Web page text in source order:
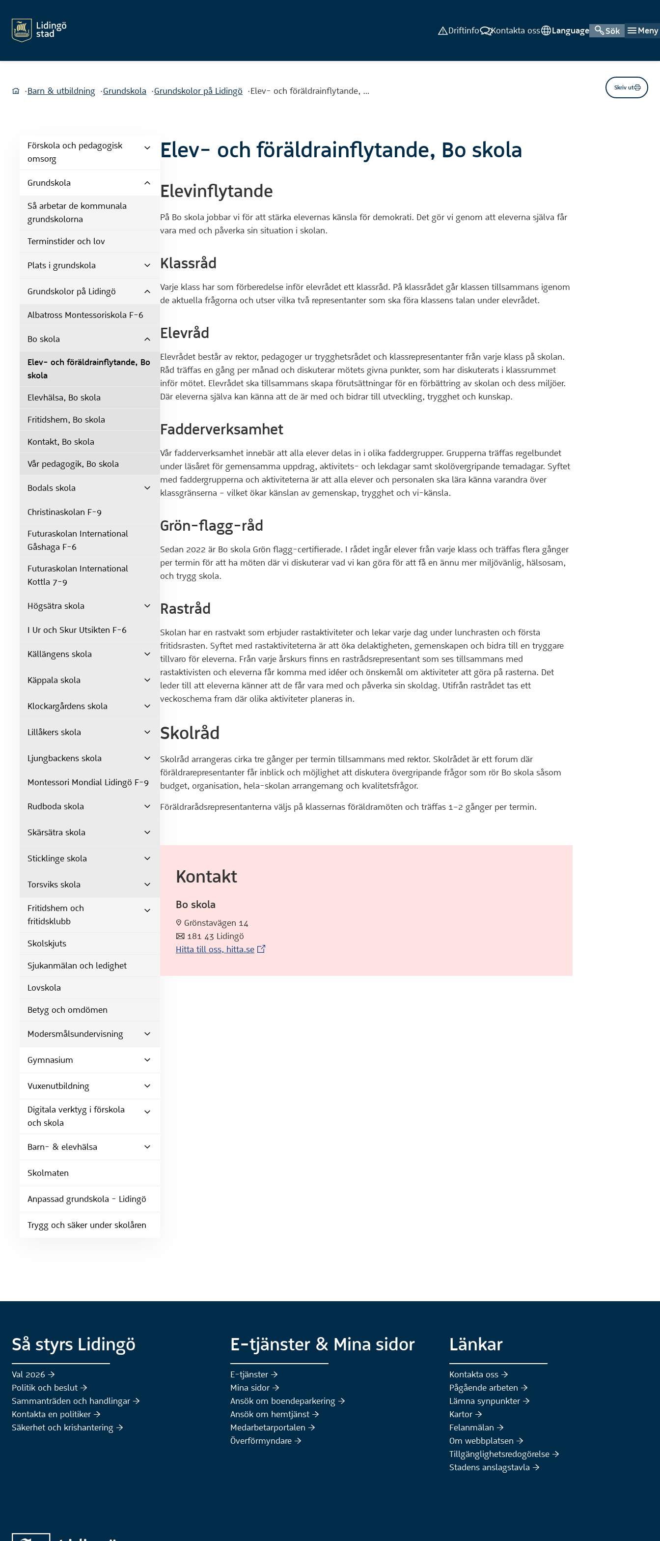
Sök Meny
Driftinfo Kontakta oss Language
Du är här:
Hem
Barn & utbildning Grundskola Grundskolor på Lidingö Elev- och föräldrainflytande, … Skriv ut
Förskola och pedagogisk
omsorg
Grundskola
Så arbetar de kommunala
grundskolorna
Terminstider och lov
Plats i grundskola
Grundskolor på Lidingö
Albatross Montessoriskola F-6
Bo skola
Elev- och föräldrainflytande, Bo
skola
Elevhälsa, Bo skola
Fritidshem, Bo skola
Kontakt, Bo skola
Vår pedagogik, Bo skola
Bodals skola
Christinaskolan F-9
Futuraskolan International
Gåshaga F-6
Futuraskolan International
Kottla 7-9
Högsätra skola
I Ur och Skur Utsikten F-6
Källängens skola
Käppala skola
Klockargårdens skola
Lillåkers skola
Ljungbackens skola
Montessori Mondial Lidingö F-9
Rudboda skola
Skärsätra skola
Sticklinge skola
Torsviks skola
Fritidshem och
fritidsklubb
Skolskjuts
Sjukanmälan och ledighet
Lovskola
Betyg och omdömen
Modersmålsundervisning
Gymnasium
Vuxenutbildning
Digitala verktyg i förskola
och skola
Barn- & elevhälsa
Skolmaten
Anpassad grundskola - Lidingö
Trygg och säker under skolåren
Elev- och föräldrainflytande, Bo skola
Elevinflytande
På Bo skola jobbar vi för att stärka elevernas känsla för demokrati. Det gör vi genom att eleverna själva får
vara med och påverka sin situation i skolan.
Klassråd
Varje klass har som förberedelse inför elevrådet ett klassråd. På klassrådet går klassen tillsammans igenom
de aktuella frågorna och utser vilka två representanter som ska föra klassens talan under elevrådet.
Elevråd
Elevrådet består av rektor, pedagoger ur trygghetsrådet och klassrepresentanter från varje klass på skolan.
Råd träffas en gång per månad och diskuterar mötets givna punkter, som har diskuterats i klassrummet
inför mötet. Elevrådet ska tillsammans skapa förutsättningar för en förbättring av skolan och dess miljöer.
Där eleverna själva kan känna att de är med och bidrar till utveckling, trygghet och kunskap.
Fadderverksamhet
Vår fadderverksamhet innebär att alla elever delas in i olika faddergrupper. Grupperna träffas regelbundet
under läsåret för gemensamma uppdrag, aktivitets- och lekdagar samt skolövergripande temadagar. Syftet
med faddergrupperna och aktiviteterna är att alla elever och personalen ska lära känna varandra över
klassgränserna – vilket ökar känslan av gemenskap, trygghet och vi-känsla.
Grön-flagg-råd
Sedan 2022 är Bo skola Grön flagg-certifierade. I rådet ingår elever från varje klass och träffas flera gånger
per termin för att ha möten där vi diskuterar vad vi kan göra för att få en ännu mer miljövänlig, hälsosam,
och trygg skola.
Rastråd
Skolan har en rastvakt som erbjuder rastaktiviteter och lekar varje dag under lunchrasten och första
fritidsrasten. Syftet med rastaktiviteterna är att öka delaktigheten, gemenskapen och bidra till en tryggare
tillvaro för eleverna. Från varje årskurs finns en rastrådsrepresentant som ses tillsammans med
rastaktivisten och eleverna får komma med idéer och önskemål om aktiviteter att göra på rasterna. Det
leder till att eleverna känner att de får vara med och påverka sin skoldag. Utifrån rastrådet tas ett
veckoschema fram där olika aktiviteter planeras in.
Skolråd
Skolråd arrangeras cirka tre gånger per termin tillsammans med rektor. Skolrådet är ett forum där
föräldrarepresentanter får inblick och möjlighet att diskutera övergripande frågor som rör Bo skola såsom
budget, organisation, hela-skolan arrangemang och kvalitetsfrågor.
Föräldrarådsrepresentanterna väljs på klassernas föräldramöten och träffas 1–2 gånger per termin.
Kontakt
Bo skola
:pin: Grönstavägen 14
:post: 181 43 Lidingö
Hitta till oss, hitta.se(Extern webbplats)
Så styrs Lidingö
Val 2026 :höger:
Politik och beslut :höger:
Sammanträden och handlingar :höger:
Kontakta en politiker :höger:
Säkerhet och krishantering :höger:
E-tjänster & Mina sidor
E-tjänster :höger:
Mina sidor :höger:
Ansök om boendeparkering :höger:
Ansök om hemtjänst :höger:
Medarbetarportalen :höger:
Överförmyndare :höger:
Länkar
Kontakta oss :höger:
Pågående arbeten :höger:
Lämna synpunkter :höger:(Extern webbplats)
Kartor :höger:(Extern webbplats)
Felanmälan :höger:(Extern webbplats)
Om webbplatsen :höger:
Tillgänglighetsredogörelse :höger:
Stadens anslagstavla :höger: